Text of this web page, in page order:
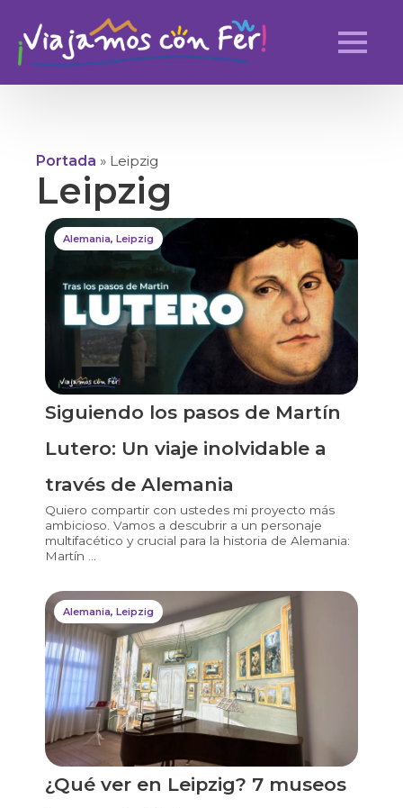
Portada » Leipzig
Leipzig
Alemania, Leipzig
Siguiendo los pasos de Martín
Lutero: Un viaje inolvidable a
través de Alemania
Quiero compartir con ustedes mi proyecto más
ambicioso. Vamos a descubrir a un personaje
multifacético y crucial para la historia de Alemania:
Martín ...
Alemania, Leipzig
¿Qué ver en Leipzig? 7 museos